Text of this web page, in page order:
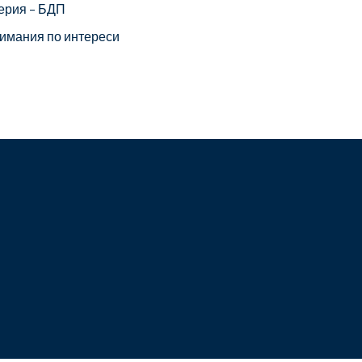
– БДП
по интереси